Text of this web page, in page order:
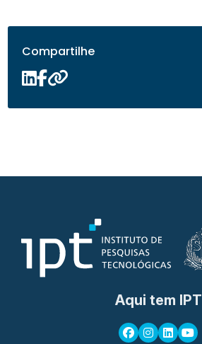
Compartilhe
Aqui tem IPT